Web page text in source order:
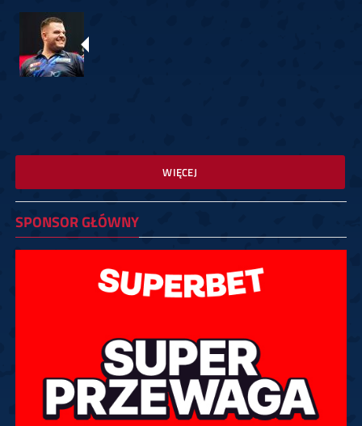
WIĘCEJ
SPONSOR GŁÓWNY